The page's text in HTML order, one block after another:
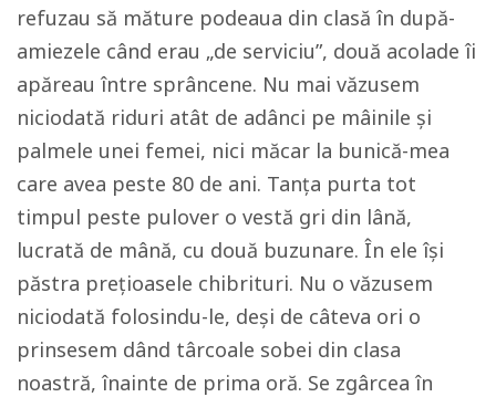
refuzau să măture podeaua din clasă în după-
amiezele când erau „de serviciu”, două acolade îi
apăreau între sprâncene. Nu mai văzusem
niciodată riduri atât de adânci pe mâinile și
palmele unei femei, nici măcar la bunică-mea
care avea peste 80 de ani. Tanța purta tot
timpul peste pulover o vestă gri din lână,
lucrată de mână, cu două buzunare. În ele își
păstra prețioasele chibrituri. Nu o văzusem
niciodată folosindu-le, deși de câteva ori o
prinsesem dând târcoale sobei din clasa
noastră, înainte de prima oră. Se zgârcea în